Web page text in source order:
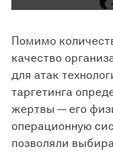
Помимо
качество
для атак
таргетинга
жертвы — его
операционную
позволяли